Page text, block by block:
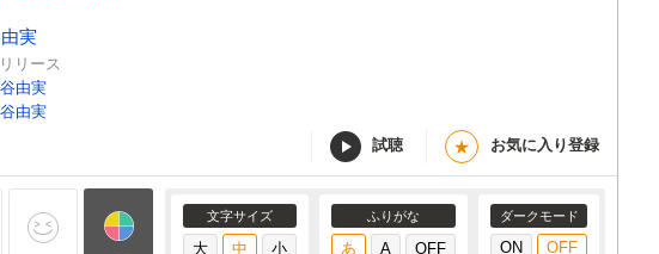
実
リース
由実
由実
試聴 ★ お気に入り登録
文字サイズ ふりがな ダークモード